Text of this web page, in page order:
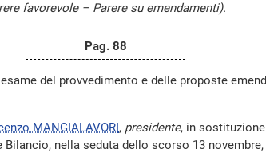
favorevole – Parere su emendamenti).
Pag. 88
del provvedimento e delle proposte
MANGIALAVORI, presidente, in
nella seduta dello scorso 13